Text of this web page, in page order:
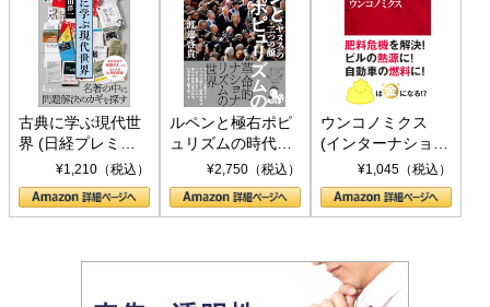
古典に学ぶ現代世
界 (日経プレミア
シリーズ)¥1,210（税込）
ルペンと極右ポピ
ュリズムの時代：
〈ヤヌス〉の二つ
の顔
¥2,750（税込）
ウンコノミクス
(インターナショナ
ル新書)¥1,045（税込）